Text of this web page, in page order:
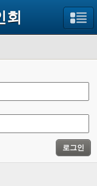
회
로그인